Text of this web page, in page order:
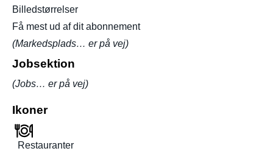
Billedstørrelser
Få mest ud af dit abonnement
(Markedsplads… er på vej)
Jobsektion
(Jobs… er på vej)
Ikoner
Restauranter